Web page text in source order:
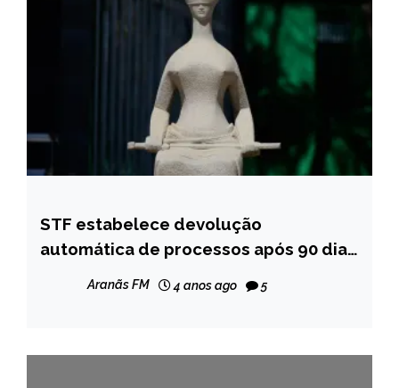
BRASIL
NOTÍCIAS
STF estabelece devolução
automática de processos após 90 dias
Aranãs FM 4 anos ago 5